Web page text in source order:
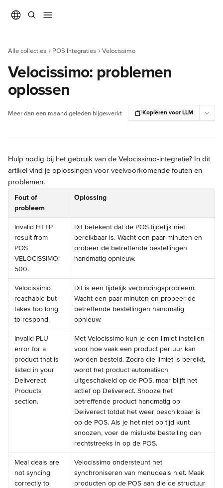
Alle collecties POS Integraties Velocissimo
Velocissimo: problemen
oplossen
Meer dan een maand geleden bijgewerkt Kopiëren voor LLM
Hulp nodig bij het gebruik van de Velocissimo-integratie? In dit
artikel vind je oplossingen voor veelvoorkomende fouten en
problemen.
Fout of
probleem
Oplossing
Invalid HTTP
result from
POS
VELOCISSIMO:
500.
Dit betekent dat de POS tijdelijk niet
bereikbaar is. Wacht een paar minuten en
probeer de betreffende bestellingen
handmatig opnieuw.
Velocissimo
reachable but
takes too long
to respond.
Dit is een tijdelijk verbindingsprobleem.
Wacht een paar minuten en probeer de
betreffende bestellingen handmatig
opnieuw.
Invalid PLU
error for a
product that is
listed in your
Deliverect
Products
section.
Met Velocissimo kun je een limiet instellen
voor hoe vaak een product per uur kan
worden besteld. Zodra die limiet is bereikt,
wordt het product automatisch
uitgeschakeld op de POS, maar blijft het
actief op Deliverect. Snooze het
betreffende product handmatig op
Deliverect totdat het weer beschikbaar is
op de POS. Als je het niet op tijd kunt
snoozen, voer de mislukte bestelling dan
rechtstreeks in op de POS.
Meal deals are
not syncing
correctly to
Velocissimo ondersteunt het
synchroniseren van menudeals niet. Maak
producten op de POS aan die de structuur